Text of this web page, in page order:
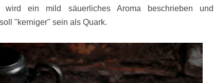
wird ein mild säuerliches Aroma beschrieben
"kerniger" sein als Quark.